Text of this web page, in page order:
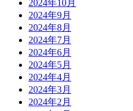
2024年10月
2024年9月
2024年8月
2024年7月
2024年6月
2024年5月
2024年4月
2024年3月
2024年2月